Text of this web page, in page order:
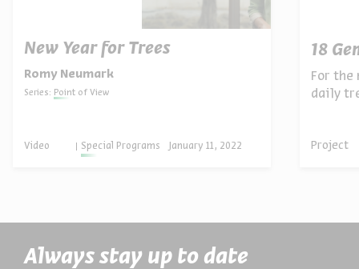
New Year for Trees
Romy Neumark
Series: Point of View
Special Programs
Video January 11, 2022
18
For the
daily
Project
Always stay up to date